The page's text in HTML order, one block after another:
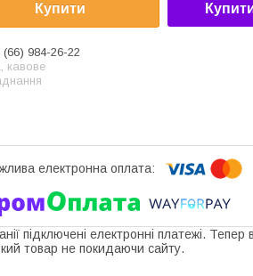
Купити
(66) 984-26-22
кавове
підключені електронні платежі.
товар не покидаючи сайту.